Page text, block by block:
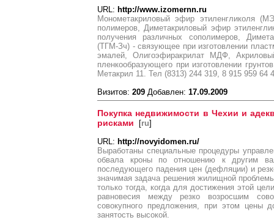
URL: http://www.izomernn.ru
Монометакриловый эфир этиленгликоля
полимеров, Диметакриловый эфир
получения различных сополимеров,
(ТГМ-Зч) - связующее при изготовлении
эмалей, Олигоэфиракрилат МДФ,
пленкообразующего при изготовлении
Метакрил 11. Тел (8313) 244 319, 8 915 959 64
Визитов: 209 Добавлен: 17.09.2009
Покупка недвижимости в Чехии и
рисками [ru]
URL: http://novyidomen.ru/
Выработаны специальные процедуры
обвала кроны по отношению к другим
последующего падения цен (дефляции) и
значимая задача решения жилищной
только тогда, когда для достижения этой
равновесия между резко возросшим
совокупного предложения, при этом цены
занятость высокой.